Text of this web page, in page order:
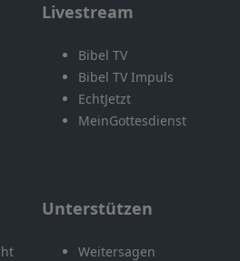
Livestream
Bibel TV
Bibel TV Impuls
EchtJetzt
MeinGottesdienst
Unterstützen
Weitersagen